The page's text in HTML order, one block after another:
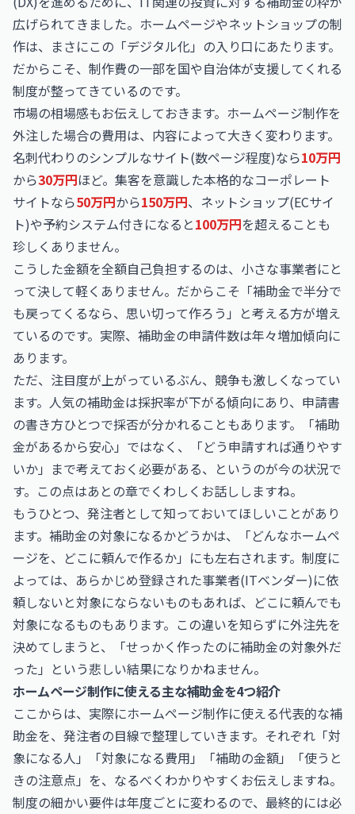
広げられてきました。ホームページやネットショップの制
作は、まさにこの「デジタル化」の入り口にあたります。
だからこそ、制作費の一部を国や自治体が支援してくれる
制度が整ってきているのです。
市場の相場感もお伝えしておきます。ホームページ制作を
外注した場合の費用は、内容によって大きく変わります。
名刺代わりのシンプルなサイト(数ページ程度)なら10万円
から30万円ほど。集客を意識した本格的なコーポレート
サイトなら50万円から150万円、ネットショップ(ECサイ
ト)や予約システム付きになると100万円を超えることも
珍しくありません。
こうした金額を全額自己負担するのは、小さな事業者にと
って決して軽くありません。だからこそ「補助金で半分で
も戻ってくるなら、思い切って作ろう」と考える方が増え
ているのです。実際、補助金の申請件数は年々増加傾向に
あります。
ただ、注目度が上がっているぶん、競争も激しくなってい
ます。人気の補助金は採択率が下がる傾向にあり、申請書
の書き方ひとつで採否が分かれることもあります。「補助
金があるから安心」ではなく、「どう申請すれば通りやす
いか」まで考えておく必要がある、というのが今の状況で
す。この点はあとの章でくわしくお話ししますね。
もうひとつ、発注者として知っておいてほしいことがあり
ます。補助金の対象になるかどうかは、「どんなホームペ
ージを、どこに頼んで作るか」にも左右されます。制度に
よっては、あらかじめ登録された事業者(ITベンダー)に依
頼しないと対象にならないものもあれば、どこに頼んでも
対象になるものもあります。この違いを知らずに外注先を
決めてしまうと、「せっかく作ったのに補助金の対象外だ
った」という悲しい結果になりかねません。
ホームページ制作に使える主な補助金を4つ紹介
ここからは、実際にホームページ制作に使える代表的な補
助金を、発注者の目線で整理していきます。それぞれ「対
象になる人」「対象になる費用」「補助の金額」「使うと
きの注意点」を、なるべくわかりやすくお伝えしますね。
制度の細かい要件は年度ごとに変わるので、最終的には必